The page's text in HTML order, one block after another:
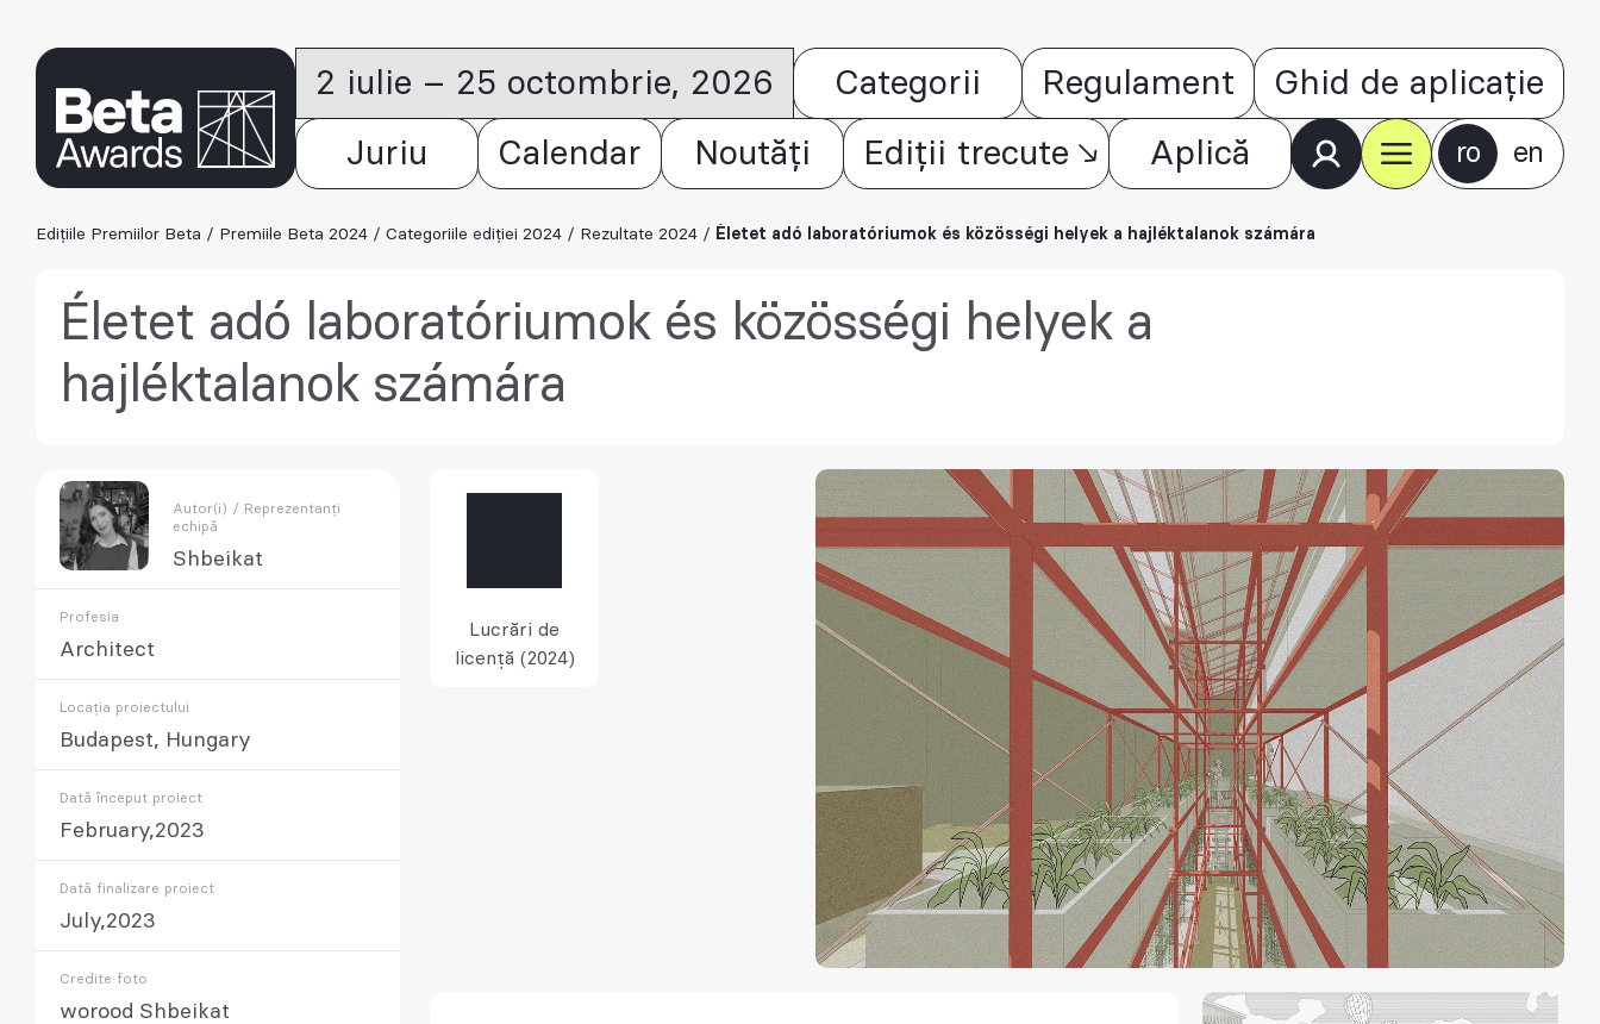
2 iulie – 25 octombrie, 2026 Categorii Regulament Ghid de aplicație
Juriu Calendar Noutăți Ediții trecute Aplică ro en
Edițiile Premiilor Beta / Premiile Beta 2024 / Categoriile ediției 2024 / Rezultate 2024 / Életet adó laboratóriumok és közösségi helyek a hajléktalanok számára
Életet adó laboratóriumok és közösségi helyek a
hajléktalanok számára
Autor(i) / Reprezentanți
echipă
Shbeikat
Profesia
Architect
Locația proiectului
Budapest, Hungary
Dată început proiect
February,2023
Dată finalizare proiect
July,2023
Credite foto
worood Shbeikat
Lucrări de
licență (2024)